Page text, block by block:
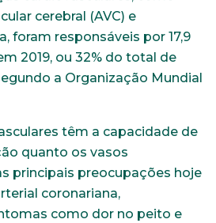
cerebral (AVC) e
foram responsáveis por 17,9
2019, ou 32% do total de
a Organização Mundial
têm a capacidade de
quanto os vasos
principais preocupações hoje
coronariana,
como dor no peito e